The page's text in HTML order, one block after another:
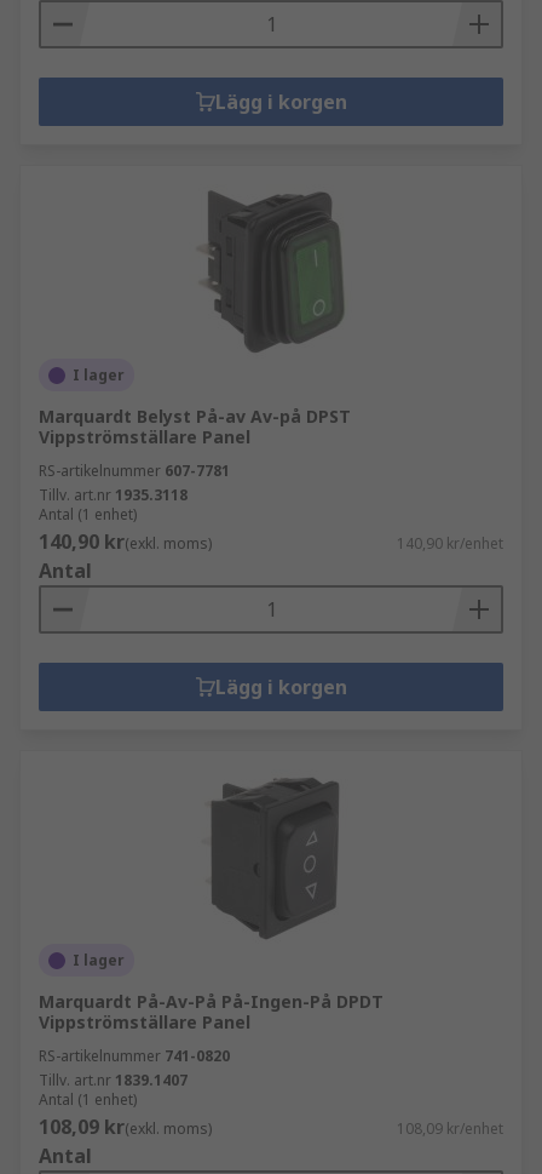
Lägg i korgen
I lager
Marquardt Belyst På-av Av-på DPST
Vippströmställare Panel
RS-artikelnummer 607-7781
Tillv. art.nr 1935.3118
Antal (1 enhet)
140,90 kr(exkl. moms) 140,90 kr/enhet
Antal
Lägg i korgen
I lager
Marquardt På-Av-På På-Ingen-På DPDT
Vippströmställare Panel
RS-artikelnummer 741-0820
Tillv. art.nr 1839.1407
Antal (1 enhet)
108,09 kr(exkl. moms) 108,09 kr/enhet
Antal